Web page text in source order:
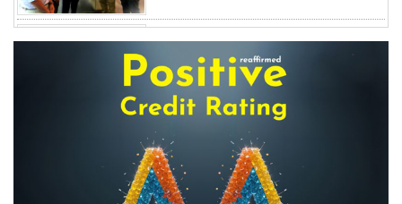
শেয়ার দর, ডিএসইর সতর্কবার্তা